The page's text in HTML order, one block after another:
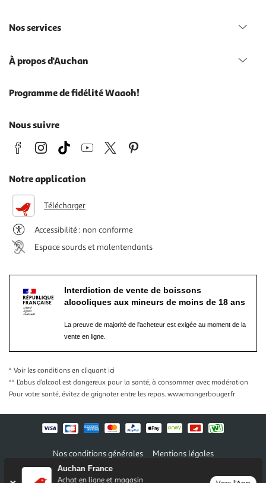
Auchan France
Achat en ligne et magasin
Nos services
À propos d'Auchan
Programme de fidélité Waaoh!
Nous suivre
Notre application
Télécharger
Accessibilité : non conforme
Espace sourds et malentendants
Interdiction de vente de boissons
alcooliques aux mineurs de moins de 18 ans
La preuve de majorité de l'acheteur est exigée au moment de la
vente en ligne.
* Voir les conditions en cliquant ici
** L’abus d’alcool est dangereux pour la santé, à consommer avec modération
Pour votre santé, évitez de grignoter entre les repas. www.mangerbouger.fr
Nos conditions générales
Mentions légales
Conditions des offres et promotions
Politique de confidentialité
Informations légales marketplace